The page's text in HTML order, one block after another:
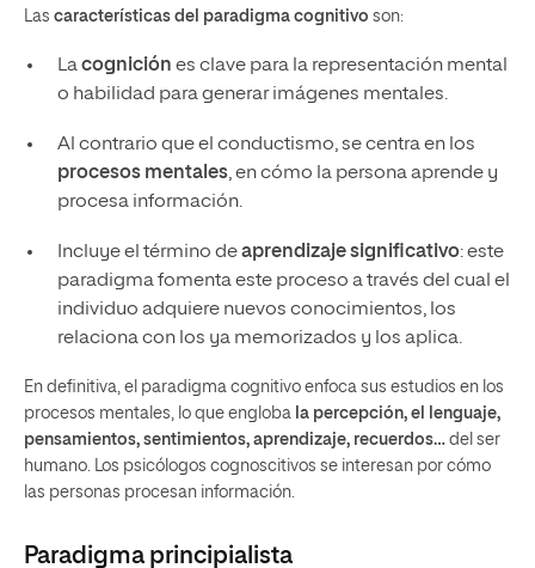
Las características del paradigma cognitivo son:
Lacognición es clave para la representación mental
o habilidad para generar imágenes mentales.
Al contrario que el conductismo, se centra en los
procesos mentales, en cómo la persona aprende y
procesa información.
Incluye el término deaprendizaje significativo: este
paradigma fomenta este proceso a través del cual el
individuo adquiere nuevos conocimientos, los
relaciona con los ya memorizados y los aplica.
En definitiva, el paradigma cognitivo enfoca sus estudios en los
procesos mentales, lo que engloba la percepción, el lenguaje,
pensamientos, sentimientos, aprendizaje, recuerdos… del ser
humano. Los psicólogos cognoscitivos se interesan por cómo
las personas procesan información.
Paradigma principialista